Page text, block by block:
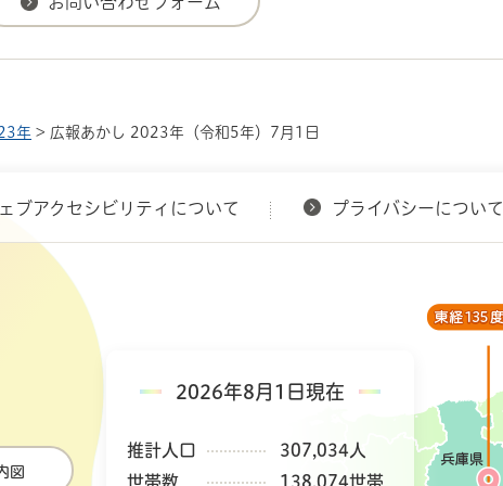
年 > 広報あかし 2023年（令和5年）7月1日
ブアクセシビリティについて プライバシーについて
2026年8月1日現在
推計人口
307,034人
世帯数
138,074世帯
図